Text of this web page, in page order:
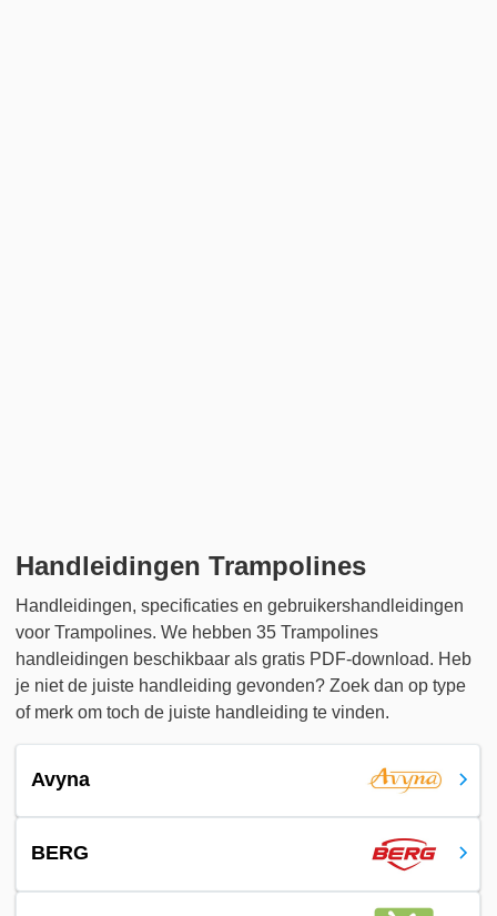
Handleidingen Trampolines
Handleidingen, specificaties en gebruikershandleidingen
voor Trampolines. We hebben 35 Trampolines
handleidingen beschikbaar als gratis PDF-download. Heb
je niet de juiste handleiding gevonden? Zoek dan op type
of merk om toch de juiste handleiding te vinden.
Avyna
BERG